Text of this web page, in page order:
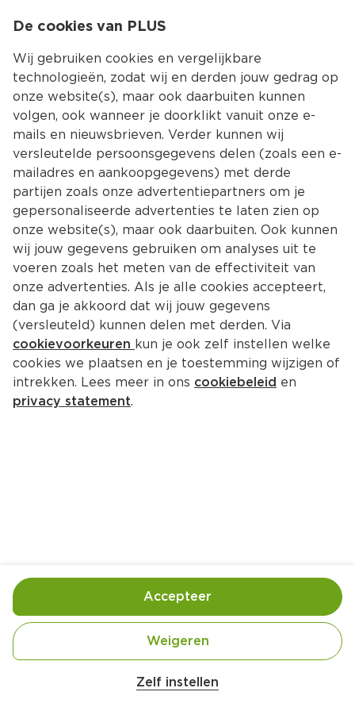
Kies jouw
Terug Producten
PLUS Appelkruimelkoeken
Tray 6 st  (stuks €0.42)
Handige informatie over dit product
De cookies van PLUS
Wij gebruiken cookies en vergelijkbare
technologieën, zodat wij en derden jouw gedrag op
onze website(s), maar ook daarbuiten kunnen
volgen, ook wanneer je doorklikt vanuit onze e-
mails en nieuwsbrieven. Verder kunnen wij
versleutelde persoonsgegevens delen (zoals een e-
mailadres en aankoopgegevens) met derde
partijen zoals onze advertentiepartners om je
gepersonaliseerde advertenties te laten zien op
onze website(s), maar ook daarbuiten. Ook kunnen
wij jouw gegevens gebruiken om analyses uit te
voeren zoals het meten van de effectiviteit van
onze advertenties. Als je alle cookies accepteert,
dan ga je akkoord dat wij jouw gegevens
(versleuteld) kunnen delen met derden. Via
cookievoorkeuren kun je ook zelf instellen welke
cookies we plaatsen en je toestemming wijzigen of
intrekken. Lees meer in ons cookiebeleid en
privacy statement.
Zelf instellen
Weigeren
Accepteer